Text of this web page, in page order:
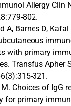
Allergy Clin
802.
A, Barnes D,
with primary
Transfus Apher
321.
M. Choices of IgG
for primary